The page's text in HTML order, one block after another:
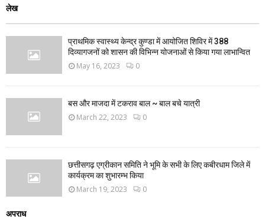
लेख
प्राथमिक स्वास्थ्य केन्द्र कुण्डा में आयोजित शिविर में 388
दिव्यागजनों को शासन की विभिन्न योजनाओं से किया गया लाभान्वित
May 16, 2023 0
बस और माजदा में टकराव बाल ~ बाल बचे यात्री
March 22, 2023 0
छत्तीसगढ़ एग्रीकान समिति ने भूमि के सभी के लिए कबीरधाम जिले में
कार्यक्रम का शुभारम्भ किया
March 19, 2023 0
अपराध